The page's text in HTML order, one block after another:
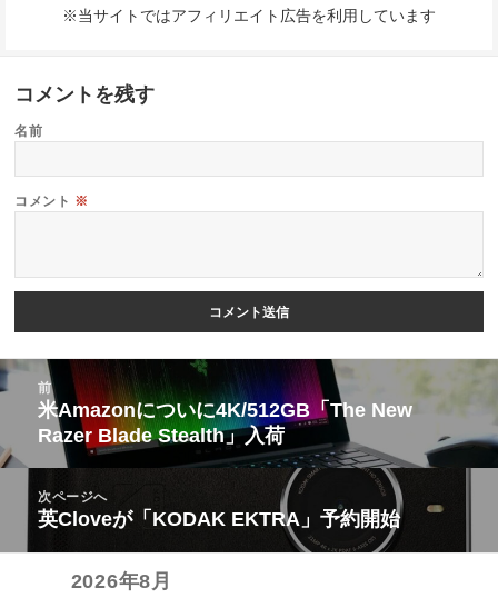
※当サイトではアフィリエイト広告を利用しています
コメントを残す
名前
コメント ※
投
ビ
前
前
の
稿:
米Amazonについに4K/512GB「The New
Razer Blade Stealth」入荷
次ページへ
次
の
英Cloveが「KODAK EKTRA」予約開始
2026年8月